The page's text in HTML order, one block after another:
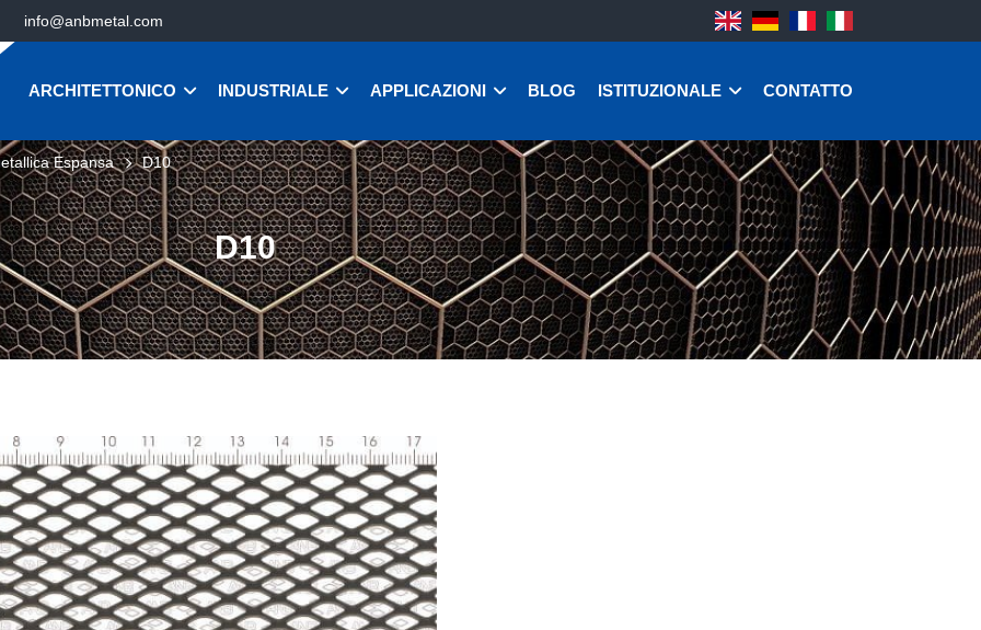
info@anbmetal.com
ARCHITETTONICO INDUSTRIALE APPLICAZIONI BLOG ISTITUZIONALE CONTATTO
D10
Espansa D10